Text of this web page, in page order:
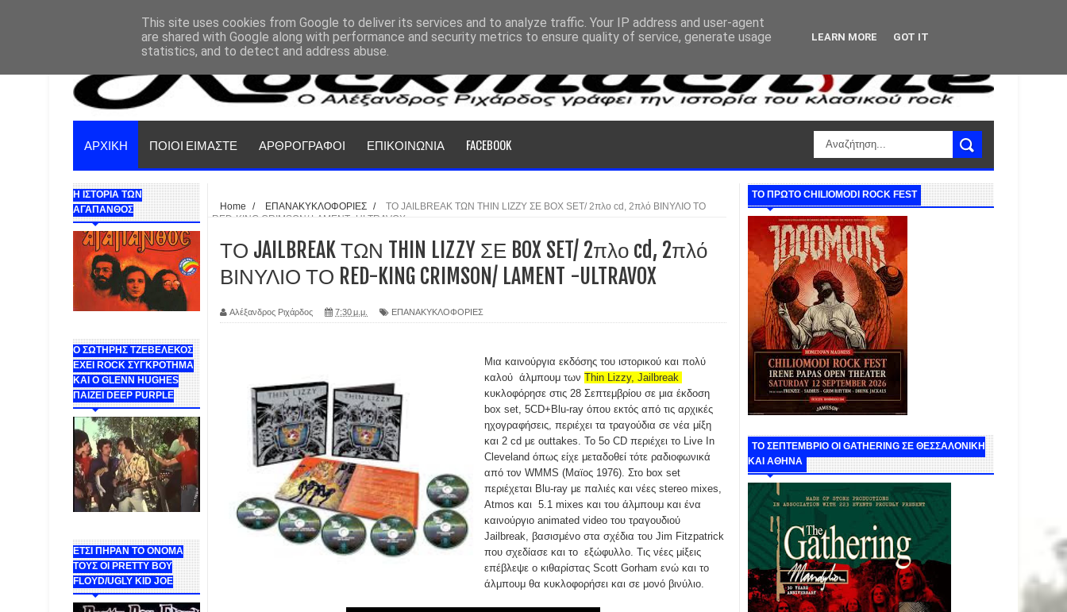
ΑΡΧΙΚΗ ΠΟΙΟΙ ΕΙΜΑΣΤΕ ΑΡΘΡΟΓΡΑΦΟΙ ΕΠΙΚΟΙΝΩΝΙΑ FACEBOOK
Η ΙΣΤΟΡΙΑ ΤΩΝ
ΑΓΑΠΑΝΘΟΣ
Ο ΣΩΤΗΡΗΣ ΤΖΕΒΕΛΕΚΟΣ
ΕΧΕΙ ROCK ΣΥΓΚΡΟΤΗΜΑ
ΚΑΙ Ο GLENN HUGHES
ΠΑΙΖΕΙ DEEP PURPLE
ΕΤΣΙ ΠΗΡΑΝ ΤΟ ΟΝΟΜΑ
ΤΟΥΣ ΟΙ PRETTY BOY
FLOYD/UGLY KID JOE
Home / ΕΠΑΝΑΚΥΚΛΟΦΟΡΙΕΣ /
ΤΟ JAILBREAK ΤΩΝ THIN LIZZY ΣΕ BOX SET/ 2πλο cd, 2πλό ΒΙΝΥΛΙΟ ΤΟ
RED-KING CRIMSON/ LAMENT -ULTRAVOX
ΤΟ JAILBREAK ΤΩΝ THIN LIZZY ΣΕ BOX SET/ 2πλο cd, 2πλό
ΒΙΝΥΛΙΟ ΤΟ RED-KING CRIMSON/ LAMENT -ULTRAVOX
Αλέξανδρος Ριχάρδος 7:30 μ.μ. ΕΠΑΝΑΚΥΚΛΟΦΟΡΙΕΣ
Μια καινούργια εκδόσης του ιστορικού και πολύ
καλού άλμπουμ των Thin Lizzy, Jailbreak
κυκλοφόρησε στις 28 Σεπτεμβρίου σε μια έκδοση
box set, 5CD+Blu-ray όπου εκτός από τις αρχικές
ηχογραφήσεις, περιέχει τα τραγούδια σε νέα μίξη
και 2 cd με outtakes. Το 5ο CD περιέχει το Live In
Cleveland όπως είχε μεταδοθεί τότε ραδιοφωνικά
από τον WMMS (Μαϊος 1976). Στο box set
περιέχεται Blu-ray με παλιές και νέες stereo mixes,
Atmos και 5.1 mixes και του άλμπουμ και ένα
καινούργιο animated video του τραγουδιού
Jailbreak, βασισμένο στα σχέδια του Jim Fitzpatrick
που σχεδίασε και το εξώφυλλο. Τις νέες μίξεις
επέβλεψε ο κιθαρίστας Scott Gorham ενώ και το
άλμπουμ θα κυκλοφορήσει και σε μονό βινύλιο.
ΤΟ ΠΡΩΤΟ CHILIOMODI ROCK FEST
ΤΟ ΣΕΠΤΕΜΒΡΙΟ ΟΙ GATHERING ΣΕ ΘΕΣΣΑΛΟΝΙΚΗ
ΚΑΙ ΑΘΗΝΑ
This site uses cookies from Google to deliver its services and to analyze traffic. Your IP address and user-agent
are shared with Google along with performance and security metrics to ensure quality of service, generate usage
statistics, and to detect and address abuse.
LEARN MORE GOT IT